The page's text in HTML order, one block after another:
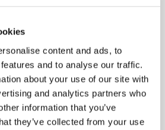
content and ads, to
and to analyse our traffic.
about your use of our site with
and analytics partners who
information that you’ve
they’ve collected from your use
Guilherme, Krohn-Delhi (Fede
Cartabia (Bakkali, min.74),
Adrián y Lucas.
2-0: Illarra, min.62. 3-0:
Aritz, min.82. 5-0: Illarra, min.89.